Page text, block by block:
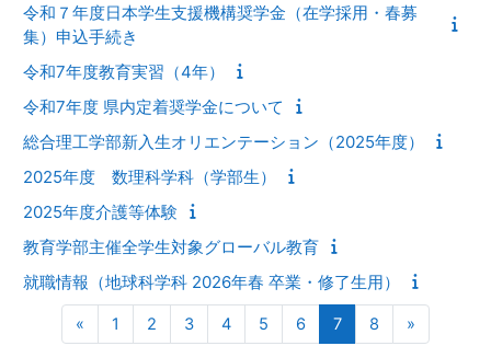
令和７年度日本学生支援機構奨学金（在学採用・春募
集）申込手続き
令和7年度教育実習（4年）
令和7年度 県内定着奨学金について
総合理工学部新入生オリエンテーション（2025年度）
2025年度 数理科学科（学部生）
2025年度介護等体験
教育学部主催全学生対象グローバル教育
就職情報（地球科学科 2026年春 卒業・修了生用）
« 前のページ
1 ページ 1
2 ページ 2
3ページ 3
4ページ 4
5 ページ 5
6ページ 6
7ページ 7
8 ページ 8
»